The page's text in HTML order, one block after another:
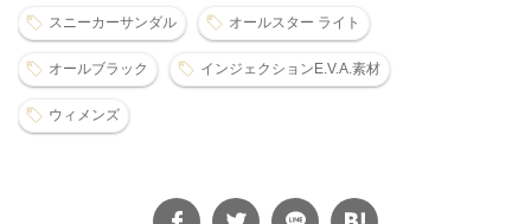
スニーカーサンダル オールスター ライト
オールブラック インジェクションE.V.A.素材
ウィメンズ